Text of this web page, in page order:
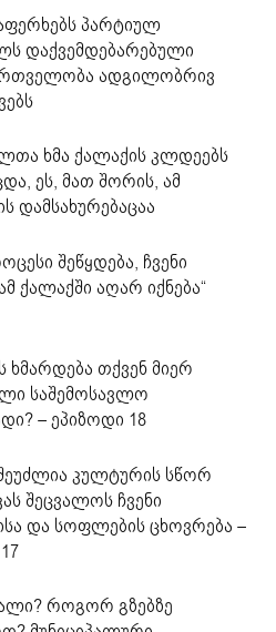
პარტიულ
დაქვემდებარებული
ადგილობრივ
ხმა ქალაქის კლდეებს
ეს, მათ შორის, ამ
დამსახურებაცაა
შეწყდება, ჩვენი
ქალაქში აღარ იქნება“
ხმარდება თქვენ მიერ
საშემოსავლო
– ეპიზოდი 18
კულტურის სწორ
შეცვალოს ჩვენი
და სოფლების ცხოვრება –
როგორ გზებზე